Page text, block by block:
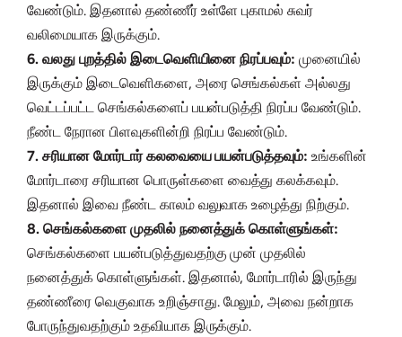
வேண்டும். இதனால் தண்ணீர் உள்ளே புகாமல் சுவர்
வலிமையாக இருக்கும்.
6. வலது புறத்தில் இடைவெளியினை நிரப்பவும்: முனையில்
இருக்கும் இடைவெளிகளை, அரை செங்கல்கள் அல்லது
வெட்டப்பட்ட செங்கல்களைப் பயன்படுத்தி நிரப்ப வேண்டும்.
நீண்ட நேரான பிளவுகளின்றி நிரப்ப வேண்டும்.
7. சரியான மோர்டார் கலவையை பயன்படுத்தவும்: உங்களின்
மோர்டாரை சரியான பொருள்களை வைத்து கலக்கவும்.
இதனால் இவை நீண்ட காலம் வலுவாக உழைத்து நிற்கும்.
8. செங்கல்களை முதலில் நனைத்துக் கொள்ளுங்கள்:
செங்கல்களை பயன்படுத்துவதற்கு முன் முதலில்
நனைத்துக் கொள்ளுங்கள். இதனால், மோர்டாரில் இருந்து
தண்ணீரை வெகுவாக உறிஞ்சாது. மேலும், அவை நன்றாக
போருந்துவதற்கும் உதவியாக இருக்கும்.